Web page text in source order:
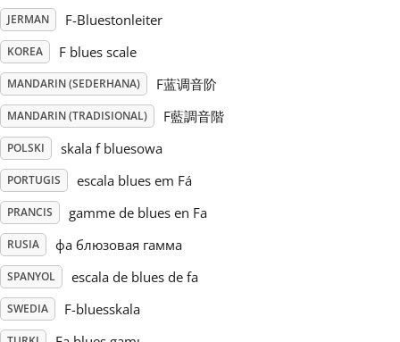
Tiếng Việt
Türkçe
Українська
JERMAN F-Bluestonleiter
KOREA F blues scale
MANDARIN (SEDERHANA) F蓝调音阶
MANDARIN (TRADISIONAL) F藍調音階
POLSKI skala f bluesowa
PORTUGIS escala blues em Fá
PRANCIS gamme de blues en Fa
RUSIA фа блюзовая гамма
SPANYOL escala de blues de fa
SWEDIA F-bluesskala